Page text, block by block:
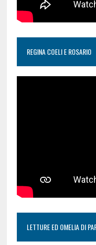
REGINA COELI E ROSARIO
LETTURE ED OMELIA DI